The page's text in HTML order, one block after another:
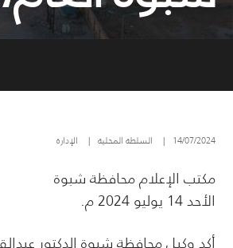
14/07/2024
| السلطة المحلية | الإدارة
مكتب الإعلام محافظة شبوة
الأحد 14 يوليو 2024 م.
أكد وكيل محافظة شبوة الدكتور